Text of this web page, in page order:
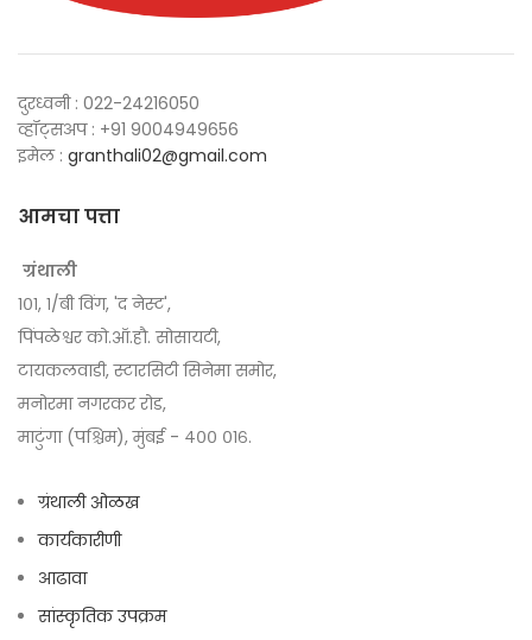
दुरध्वनी : 022-24216050
व्हॉट्सअप : +91 9004949656
इमेल : granthali02@gmail.com
आमचा पत्ता
ग्रंथाली
१०१, १/बी विंग, 'द नेस्ट',
पिंपळेश्वर को.ऑ.हौ. सोसायटी,
टायकलवाडी, स्टारसिटी सिनेमा समोर,
मनोरमा नगरकर रोड,
माटुंगा (पश्चिम), मुंबई - ४०० ०१६.
ग्रंथाली ओळख
कार्यकारीणी
आढावा
सांस्कृतिक उपक्रम